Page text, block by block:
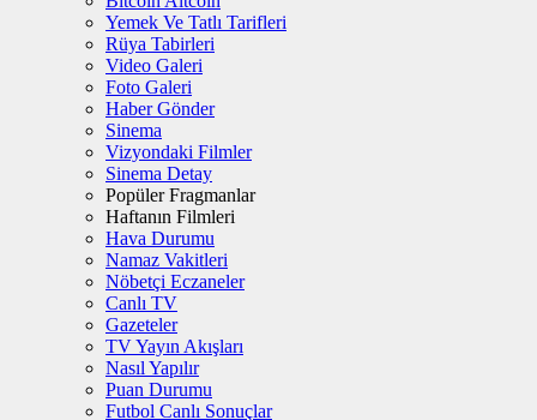
Yemek Ve Tatlı Tarifleri
Rüya Tabirleri
Video Galeri
Foto Galeri
Haber Gönder
Sinema
Vizyondaki Filmler
Sinema Detay
Popüler Fragmanlar
Haftanın Filmleri
Hava Durumu
Namaz Vakitleri
Nöbetçi Eczaneler
Canlı TV
Gazeteler
TV Yayın Akışları
Nasıl Yapılır
Puan Durumu
Futbol Canlı Sonuçlar